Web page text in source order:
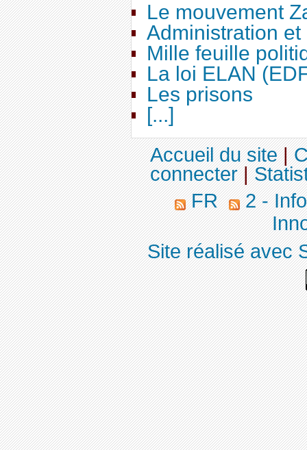
Le mouvement
Administration
Mille feuille
La loi ELAN
Les prisons
[...]
Accueil du site|
connecter|
FR
2 -
Site réalisé avec